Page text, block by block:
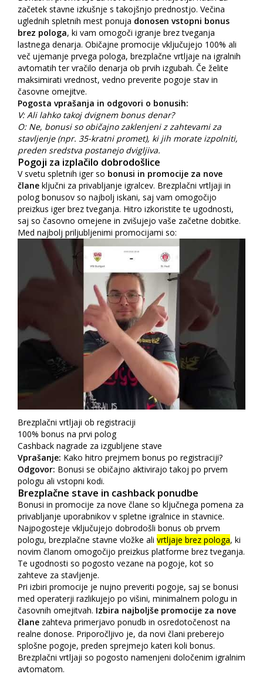
začetek stavne izkušnje s takojšnjo prednostjo. Večina
uglednih spletnih mest ponuja donosen vstopni bonus
brez pologa, ki vam omogoči igranje brez tveganja
lastnega denarja. Običajne promocije vključujejo 100% ali
več ujemanje prvega pologa, brezplačne vrtljaje na igralnih
avtomatih ter vračilo denarja ob prvih izgubah. Če želite
maksimirati vrednost, vedno preverite pogoje stav in
časovne omejitve.
Pogosta vprašanja in odgovori o bonusih:
V: Ali lahko takoj dvignem bonus denar?
O: Ne, bonusi so običajno zaklenjeni z zahtevami za
stavljenje (npr. 35-kratni promet), ki jih morate izpolniti,
preden sredstva postanejo dvigljiva.
Pogoji za izplačilo dobrodošlice
V svetu spletnih iger so bonusi in promocije za nove
člane ključni za privabljanje igralcev. Brezplačni vrtljaji in
polog bonusov so najbolj iskani, saj vam omogočijo
preizkus iger brez tveganja. Hitro izkoristite te ugodnosti,
saj so časovno omejene in zvišujejo vaše začetne dobitke.
Med najbolj priljubljenimi promocijami so:
Brezplačni vrtljaji ob registraciji
100% bonus na prvi polog
Cashback nagrade za izgubljene stave
Vprašanje: Kako hitro prejmem bonus po registraciji?
Odgovor: Bonusi se običajno aktivirajo takoj po prvem
pologu ali vstopni kodi.
Brezplačne stave in cashback ponudbe
Bonusi in promocije za nove člane so ključnega pomena za
privabljanje uporabnikov v spletne igralnice in stavnice.
Najpogosteje vključujejo dobrodošli bonus ob prvem
pologu, brezplačne stavne vložke ali vrtljaje brez pologa, ki
novim članom omogočijo preizkus platforme brez tveganja.
Te ugodnosti so pogosto vezane na pogoje, kot so
zahteve za stavljenje.
Pri izbiri promocije je nujno preveriti pogoje, saj se bonusi
med operaterji razlikujejo po višini, minimalnem pologu in
časovnih omejitvah. Izbira najboljše promocije za nove
člane zahteva primerjavo ponudb in osredotočenost na
realne donose. Priporočljivo je, da novi člani preberejo
splošne pogoje, preden sprejmejo kateri koli bonus.
Brezplačni vrtljaji so pogosto namenjeni določenim igralnim
avtomatom.